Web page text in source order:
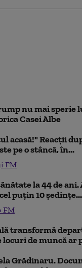
nu mai sperie
Casei Albe
acasă!" Reacţii
pe o stâncă, în...
FM
la 44 de
puțin 10 ședințe...
FM
transformă
de muncă ar
Grădinaru.